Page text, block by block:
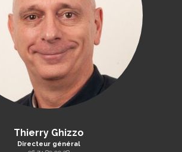
Thierry Ghizzo
Directeur général